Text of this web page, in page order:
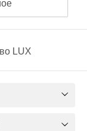
LUX